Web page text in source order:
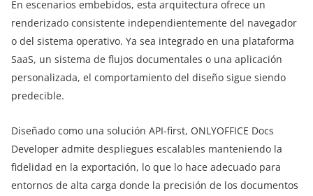
En escenarios embebidos, esta arquitectura ofrece un
renderizado consistente independientemente del navegador
o del sistema operativo. Ya sea integrado en una plataforma
SaaS, un sistema de flujos documentales o una aplicación
personalizada, el comportamiento del diseño sigue siendo
predecible.
Diseñado como una solución API-first, ONLYOFFICE Docs
Developer admite despliegues escalables manteniendo la
fidelidad en la exportación, lo que lo hace adecuado para
entornos de alta carga donde la precisión de los documentos